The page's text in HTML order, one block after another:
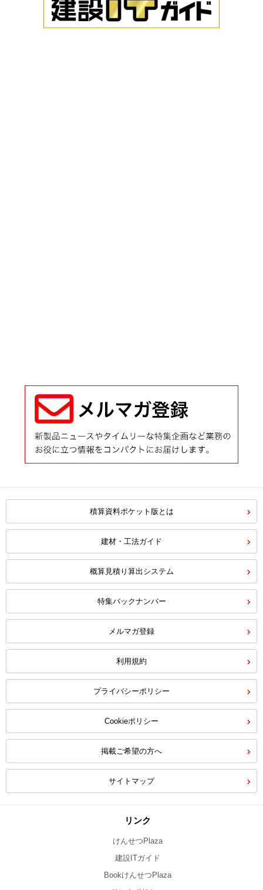
積算資料ポケット版とは
建材・工法ガイド
概算見積り算出システム
特集バックナンバー
メルマガ登録
利用規約
プライバシーポリシー
Cookieポリシー
掲載ご希望の方へ
サイトマップ
リンク
けんせつPlaza
建設ITガイド
BookけんせつPlaza